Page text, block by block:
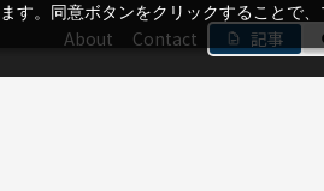
。同意ボタンをクリックすることで
About Contact 記事